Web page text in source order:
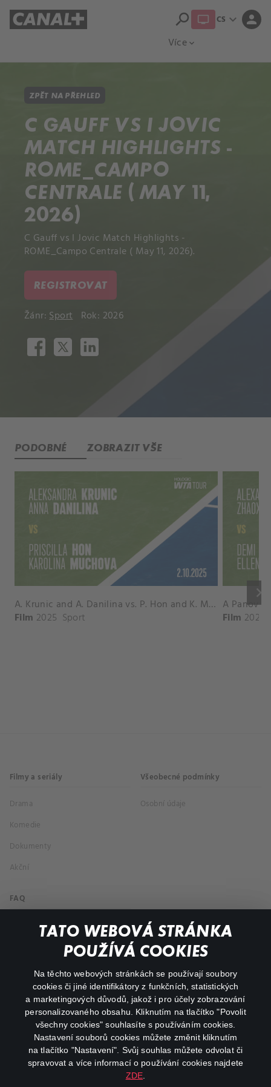
TATO WEBOVÁ STRÁNKA
POUŽÍVÁ COOKIES
Na těchto webových stránkách se používají soubory
cookies či jiné identifikátory z funkčních, statistických
a marketingových důvodů, jakož i pro účely zobrazování
personalizovaného obsahu. Kliknutím na tlačítko "Povolit
všechny cookies" souhlasíte s používáním cookies.
Nastavení souborů cookies můžete změnit kliknutím
na tlačítko "Nastavení". Svůj souhlas můžete odvolat či
spravovat a více informací o používání cookies najdete
ZDE
Více expand_more
search CS expand_more person
ZPĚT NA PŘEHLED
C GAUFF VS I JOVIC
MATCH HIGHLIGHTS -
ROME_CAMPO
CENTRALE ( MAY 11,
2026)
C Gauff vs I Jovic Match Highlights -
ROME_Campo Centrale ( May 11, 2026).
REGISTROVAT
Žánr:Sport Rok: 2026
PODOBNÉ ZOBRAZIT VŠE
keyboard_arrow_right
A. Krunic and A. Danilina vs. P. Hon and K. Muchova Match Highlights - BEIJING_Capital Group Diamond ( October 02, 2025)
Film 2025 Sport Film 2026
Filmy a seriály
Drama
Komedie
Dokumenty
Akční
Všeobecné podmínky
Osobní údaje
FAQ
Můj účet
Důležité odkazy
facebookinstagram
youtube